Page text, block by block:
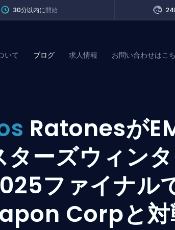
30分以内に開始 24
いて ブログ 求人情報 お問い合わせはこ
Ratonesが
ターズウィン
ファイナル
Corpと対